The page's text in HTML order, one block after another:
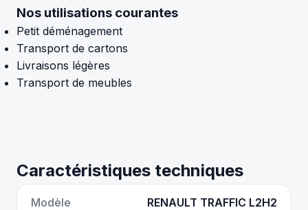
Nos utilisations courantes
Petit déménagement
Transport de cartons
Livraisons légères
Transport de meubles
Caractéristiques techniques
Modèle RENAULT TRAFFIC L2H2